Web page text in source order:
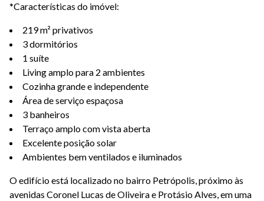
*Características do imóvel:
219 m² privativos
3 dormitórios
1 suíte
Living amplo para 2 ambientes
Cozinha grande e independente
Área de serviço espaçosa
3 banheiros
Terraço amplo com vista aberta
Excelente posição solar
Ambientes bem ventilados e iluminados
O edifício está localizado no bairro Petrópolis, próximo às
avenidas Coronel Lucas de Oliveira e Protásio Alves, em uma